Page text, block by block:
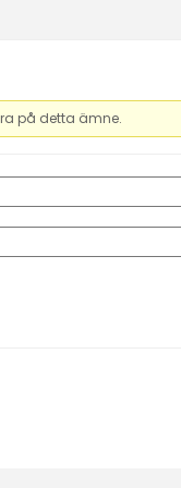
på detta ämne.